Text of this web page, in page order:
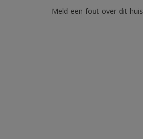
Meld een fout over dit huis